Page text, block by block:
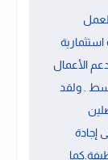
بناء ودعم الأعمال
. ولقد
إجادة